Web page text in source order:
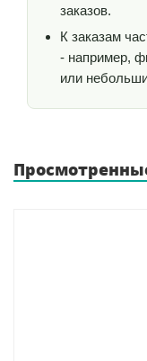
заказов.
К заказам
- например,
или